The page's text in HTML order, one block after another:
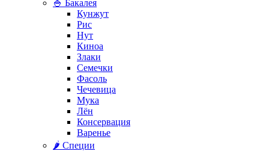
🍚 Бакалея
Кунжут
Рис
Нут
Киноа
Злаки
Семечки
Фасоль
Чечевица
Мука
Лён
Консервация
Варенье
🌶️ Специи